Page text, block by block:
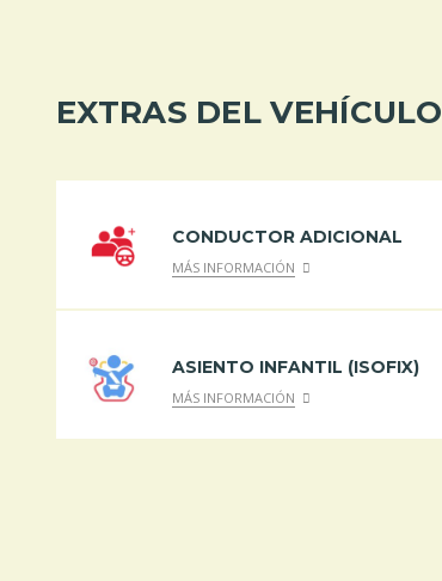
EXTRAS DEL VEHÍCULO
CONDUCTOR ADICIONAL
MÁS INFORMACIÓN
ASIENTO INFANTIL (ISOFIX)
MÁS INFORMACIÓN